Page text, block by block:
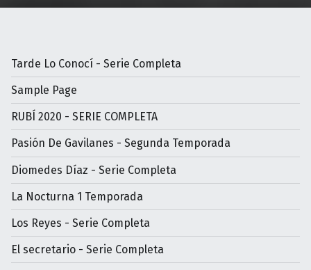
Tarde Lo Conocí - Serie Completa
Sample Page
RUBÍ 2020 - SERIE COMPLETA
Pasión De Gavilanes - Segunda Temporada
Diomedes Díaz - Serie Completa
La Nocturna 1 Temporada
Los Reyes - Serie Completa
El secretario - Serie Completa